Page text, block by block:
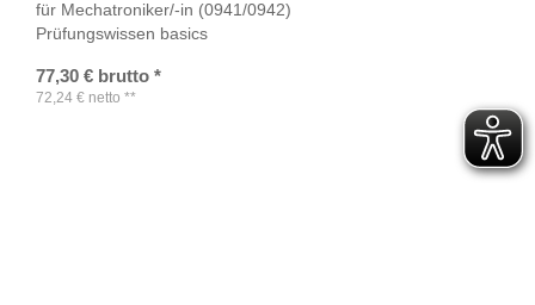
für Mechatroniker/-in (0941/0942)
Prüfungswissen basics
77,30 € brutto *
72,24 € netto **